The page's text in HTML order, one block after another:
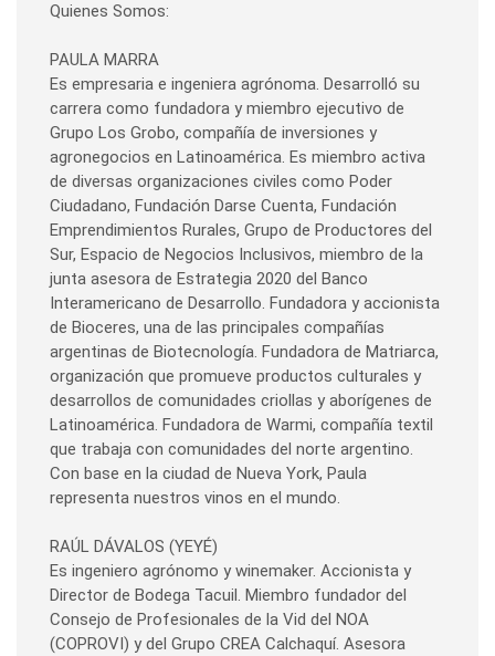
Quienes Somos:
PAULA MARRA
Es empresaria e ingeniera agrónoma. Desarrolló su
carrera como fundadora y miembro ejecutivo de
Grupo Los Grobo, compañía de inversiones y
agronegocios en Latinoamérica. Es miembro activa
de diversas organizaciones civiles como Poder
Ciudadano, Fundación Darse Cuenta, Fundación
Emprendimientos Rurales, Grupo de Productores del
Sur, Espacio de Negocios Inclusivos, miembro de la
junta asesora de Estrategia 2020 del Banco
Interamericano de Desarrollo. Fundadora y accionista
de Bioceres, una de las principales compañías
argentinas de Biotecnología. Fundadora de Matriarca,
organización que promueve productos culturales y
desarrollos de comunidades criollas y aborígenes de
Latinoamérica. Fundadora de Warmi, compañía textil
que trabaja con comunidades del norte argentino.
Con base en la ciudad de Nueva York, Paula
representa nuestros vinos en el mundo.
RAÚL DÁVALOS (YEYÉ)
Es ingeniero agrónomo y winemaker. Accionista y
Director de Bodega Tacuil. Miembro fundador del
Consejo de Profesionales de la Vid del NOA
(COPROVI) y del Grupo CREA Calchaquí. Asesora